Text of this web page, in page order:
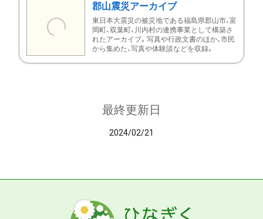
郡山震災アーカイブ
東日本大震災の被災地である福島県郡山市、富
岡町、双葉町、川内村の連携事業として構築さ
れたアーカイブ。写真や行政文書のほか、市民
から集めた、写真や体験談などを収録。
最終更新日
2024/02/21